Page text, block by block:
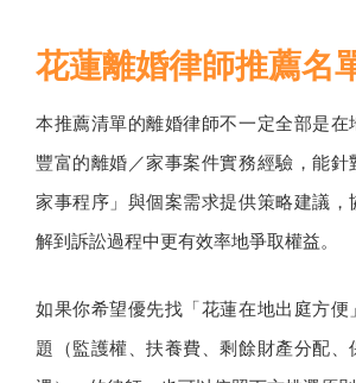
花蓮離婚律師推薦名
本推薦清單的離婚律師不一定全部是在
豐富的離婚／家事案件實務經驗，能
家事程序」與個案需求提供策略建議，
解到訴訟過程中更有效率地爭取權益。
如果你希望優先找「花蓮在地出庭方便
題（監護權、扶養費、剩餘財產分配